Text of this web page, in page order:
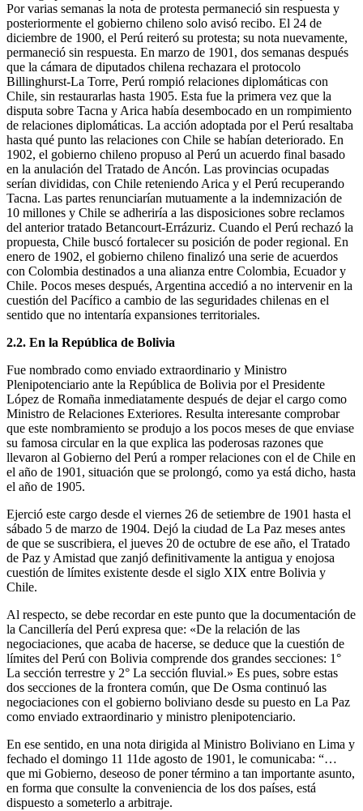
Por varias semanas la nota de protesta permaneció sin respuesta y
posteriormente el gobierno chileno solo avisó recibo. El 24 de
diciembre de 1900, el Perú reiteró su protesta; su nota nuevamente,
permaneció sin respuesta. En marzo de 1901, dos semanas después
que la cámara de diputados chilena rechazara el protocolo
Billinghurst-La Torre, Perú rompió relaciones diplomáticas con
Chile, sin restaurarlas hasta 1905. Esta fue la primera vez que la
disputa sobre Tacna y Arica había desembocado en un rompimiento
de relaciones diplomáticas. La acción adoptada por el Perú resaltaba
hasta qué punto las relaciones con Chile se habían deteriorado. En
1902, el gobierno chileno propuso al Perú un acuerdo final basado
en la anulación del Tratado de Ancón. Las provincias ocupadas
serían divididas, con Chile reteniendo Arica y el Perú recuperando
Tacna. Las partes renunciarían mutuamente a la indemnización de
10 millones y Chile se adheriría a las disposiciones sobre reclamos
del anterior tratado Betancourt-Errázuriz. Cuando el Perú rechazó la
propuesta, Chile buscó fortalecer su posición de poder regional. En
enero de 1902, el gobierno chileno finalizó una serie de acuerdos
con Colombia destinados a una alianza entre Colombia, Ecuador y
Chile. Pocos meses después, Argentina accedió a no intervenir en la
cuestión del Pacífico a cambio de las seguridades chilenas en el
sentido que no intentaría expansiones territoriales.
2.2. En la República de Bolivia
Fue nombrado como enviado extraordinario y Ministro
Plenipotenciario ante la República de Bolivia por el Presidente
López de Romaña inmediatamente después de dejar el cargo como
Ministro de Relaciones Exteriores. Resulta interesante comprobar
que este nombramiento se produjo a los pocos meses de que enviase
su famosa circular en la que explica las poderosas razones que
llevaron al Gobierno del Perú a romper relaciones con el de Chile en
el año de 1901, situación que se prolongó, como ya está dicho, hasta
el año de 1905.
Ejerció este cargo desde el viernes 26 de setiembre de 1901 hasta el
sábado 5 de marzo de 1904. Dejó la ciudad de La Paz meses antes
de que se suscribiera, el jueves 20 de octubre de ese año, el Tratado
de Paz y Amistad que zanjó definitivamente la antigua y enojosa
cuestión de límites existente desde el siglo XIX entre Bolivia y
Chile.
Al respecto, se debe recordar en este punto que la documentación de
la Cancillería del Perú expresa que: «De la relación de las
negociaciones, que acaba de hacerse, se deduce que la cuestión de
límites del Perú con Bolivia comprende dos grandes secciones: 1°
La sección terrestre y 2° La sección fluvial.» Es pues, sobre estas
dos secciones de la frontera común, que De Osma continuó las
negociaciones con el gobierno boliviano desde su puesto en La Paz
como enviado extraordinario y ministro plenipotenciario.
En ese sentido, en una nota dirigida al Ministro Boliviano en Lima y
fechado el domingo 11 11de agosto de 1901, le comunicaba: “…
que mi Gobierno, deseoso de poner término a tan importante asunto,
en forma que consulte la conveniencia de los dos países, está
dispuesto a someterlo a arbitraje.